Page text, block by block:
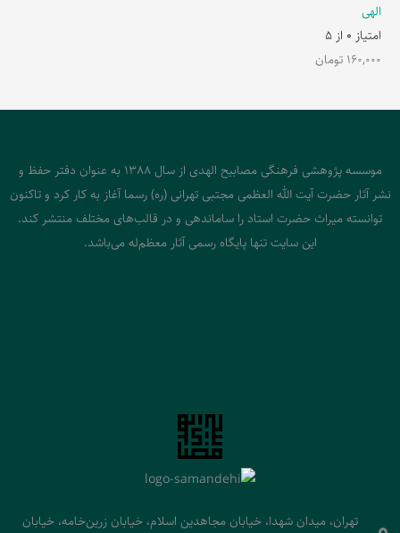
الهی
امتیاز 0 از 5
160,000 تومان
موسسه پژوهشی فرهنگی مصابیح الهدی از سال 1388 به عنوان دفتر حفظ و
نشر آثار حضرت آیت الله العظمی مجتبی تهرانی (ره) رسما آغاز به کار کرد و تاکنون
توانسته میراث حضرت استاد را ساماندهی و در قالب‌های مختلف منتشر کند.
این سایت تنها پایگاه رسمی آثار معظم‌له می‌باشد.
تهران، میدان شهدا، خیابان مجاهدین اسلام، خیابان زرین‌خامه، خیابان